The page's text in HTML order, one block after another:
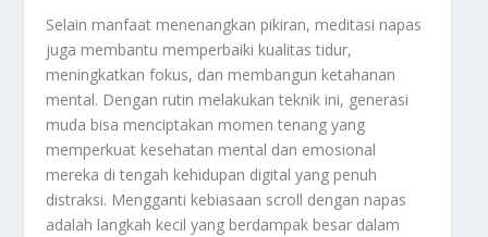
Selain manfaat menenangkan pikiran, meditasi napas
juga membantu memperbaiki kualitas tidur,
meningkatkan fokus, dan membangun ketahanan
mental. Dengan rutin melakukan teknik ini, generasi
muda bisa menciptakan momen tenang yang
memperkuat kesehatan mental dan emosional
mereka di tengah kehidupan digital yang penuh
distraksi. Mengganti kebiasaan scroll dengan napas
adalah langkah kecil yang berdampak besar dalam